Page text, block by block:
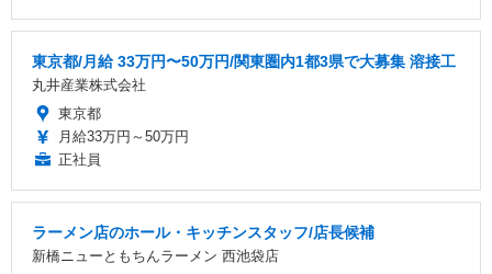
東京都/月給 33万円〜50万円/関東圏内1都3県で大募集 溶接工
丸井産業株式会社
東京都
月給33万円～50万円
正社員
ラーメン店のホール・キッチンスタッフ/店長候補
新橋ニューともちんラーメン 西池袋店